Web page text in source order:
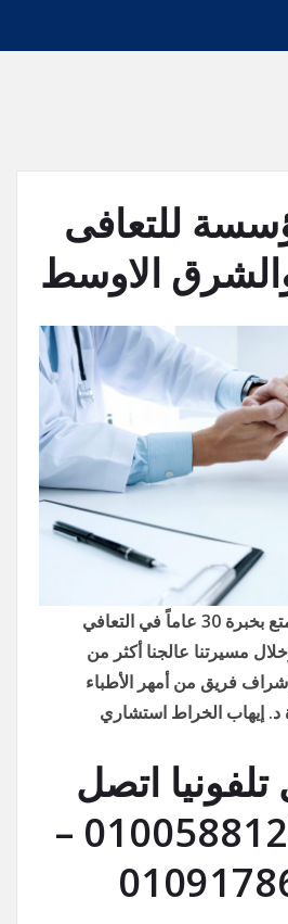
للتعافى
الاوسط
مؤسسة الحرية تتمتع بخبرة 30 عاماً في التعافي
مسيرتنا عالجنا أكثر من
إشراف فريق من أمهر الأطباء
د. إيهاب الخراط استشاري
اتصل
على : 01005881251 –